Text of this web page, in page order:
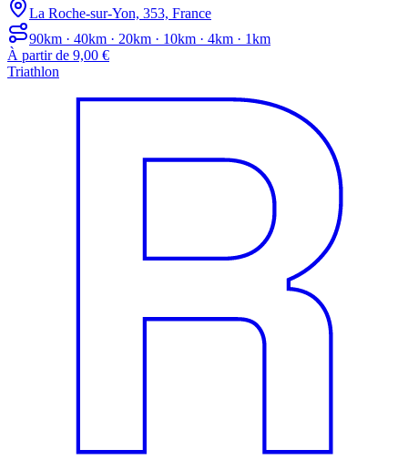
La Roche-sur-Yon, 353, France
90km · 40km · 20km · 10km · 4km · 1km
À partir de 9,00 €
Triathlon